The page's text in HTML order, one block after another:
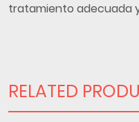
tratamiento adecuada
RELATED